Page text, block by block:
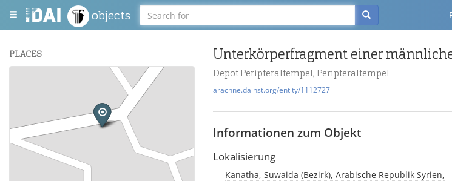
objects
PLACES Unterkörperfragment einer
Depot Peripteraltempel, Peripteraltempel
arachne.dainst.org/entity/1112727
Informationen zum Objekt
Lokalisierung
Kanatha, Suwaida (Bezirk), Arabische Republik Syrien,